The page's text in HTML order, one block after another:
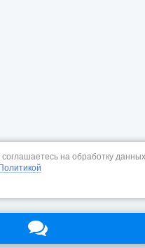
соглашаетесь на обработку
Политикой